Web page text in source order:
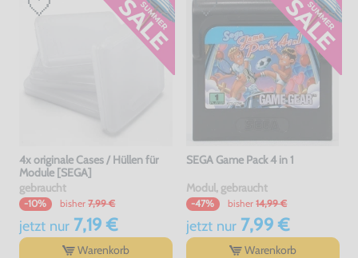
4x originale Cases / Hüllen für
Module [SEGA]
gebraucht
-10% bisher 7,99 €
jetzt nur7,19 €
Warenkorb
SEGA Game Pack 4 in 1
Modul, gebraucht
-47% bisher 14,99 €
jetzt nur7,99 €
Warenkorb